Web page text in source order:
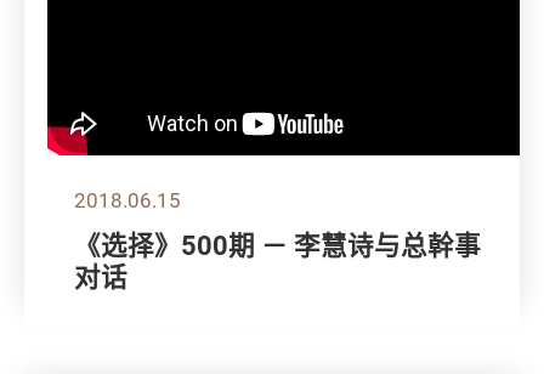
2018.06.15
《选择》500期 － 李慧诗与总幹事
对话